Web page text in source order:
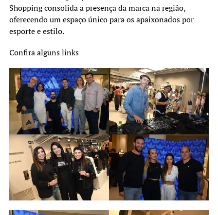
Shopping consolida a presença da marca na região,
oferecendo um espaço único para os apaixonados por
esporte e estilo.
Confira alguns links